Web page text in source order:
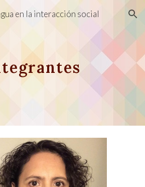
Skip to navigation
en la interacción social